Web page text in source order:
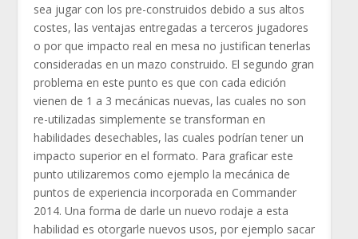
sea jugar con los pre-construidos debido a sus altos
costes, las ventajas entregadas a terceros jugadores
o por que impacto real en mesa no justifican tenerlas
consideradas en un mazo construido. El segundo gran
problema en este punto es que con cada edición
vienen de 1 a 3 mecánicas nuevas, las cuales no son
re-utilizadas simplemente se transforman en
habilidades desechables, las cuales podrían tener un
impacto superior en el formato. Para graficar este
punto utilizaremos como ejemplo la mecánica de
puntos de experiencia incorporada en Commander
2014. Una forma de darle un nuevo rodaje a esta
habilidad es otorgarle nuevos usos, por ejemplo sacar